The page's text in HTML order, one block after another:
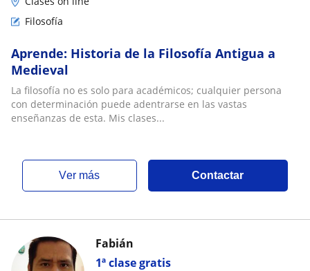
Filosofía
Aprende: Historia de la Filosofía Antigua a
Medieval
La filosofía no es solo para académicos; cualquier persona
con determinación puede adentrarse en las vastas
enseñanzas de esta. Mis clases...
ver más Contactar
1ª clase gratis
Fabián